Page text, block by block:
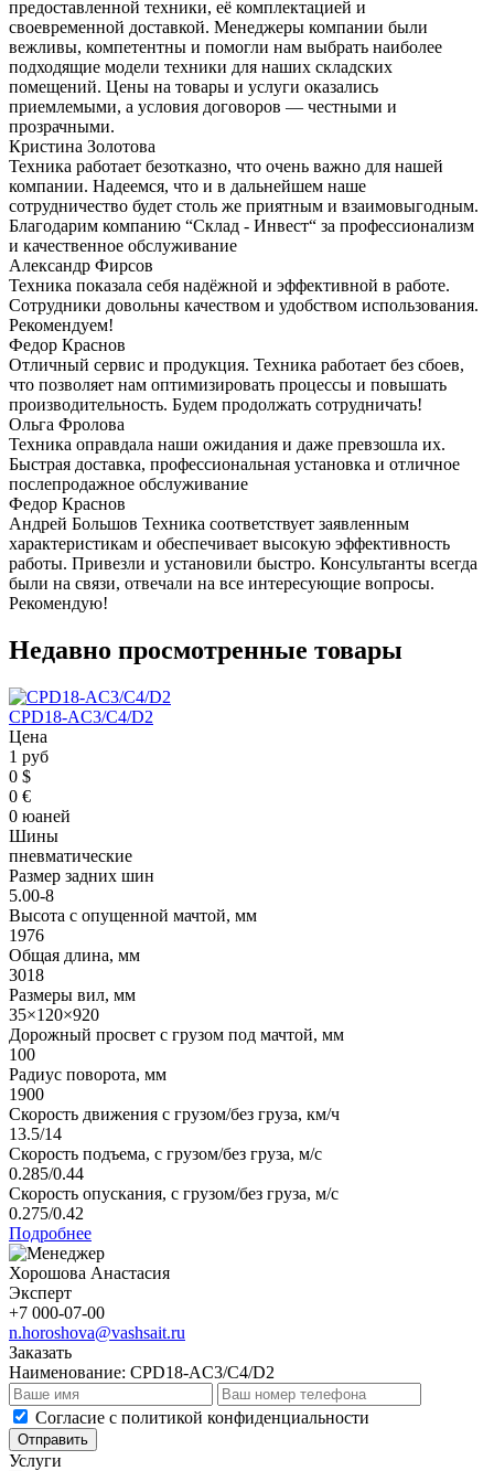
предоставленной техники, её комплектацией и
своевременной доставкой. Менеджеры компании были
вежливы, компетентны и помогли нам выбрать наиболее
подходящие модели техники для наших складских
помещений. Цены на товары и услуги оказались
приемлемыми, а условия договоров — честными и
прозрачными.
Кристина Золотова
Техника работает безотказно, что очень важно для нашей
компании. Надеемся, что и в дальнейшем наше
сотрудничество будет столь же приятным и взаимовыгодным.
Благодарим компанию “Склад - Инвест“ за профессионализм
и качественное обслуживание
Александр Фирсов
Техника показала себя надёжной и эффективной в работе.
Сотрудники довольны качеством и удобством использования.
Рекомендуем!
Федор Краснов
Отличный сервис и продукция. Техника работает без сбоев,
что позволяет нам оптимизировать процессы и повышать
производительность. Будем продолжать сотрудничать!
Ольга Фролова
Техника оправдала наши ожидания и даже превзошла их.
Быстрая доставка, профессиональная установка и отличное
послепродажное обслуживание
Федор Краснов
Андрей Большов Техника соответствует заявленным
характеристикам и обеспечивает высокую эффективность
работы. Привезли и установили быстро. Консультанты всегда
были на связи, отвечали на все интересующие вопросы.
Рекомендую!
Недавно просмотренные товары
CPD18-AC3/C4/D2
Цена
1 руб
0 $
0 €
0 юаней
Шины
пневматические
Размер задних шин
5.00-8
Высота с опущенной мачтой, мм
1976
Общая длина, мм
3018
Размеры вил, мм
35×120×920
Дорожный просвет с грузом под мачтой, мм
100
Радиус поворота, мм
1900
Скорость движения с грузом/без груза, км/ч
13.5/14
Скорость подъема, с грузом/без груза, м/с
0.285/0.44
Скорость опускания, с грузом/без груза, м/с
0.275/0.42
Подробнее
Хорошова Анастасия
Эксперт
+7 000-07-00
n.horoshova@vashsait.ru
Заказать
Наименование: CPD18-AC3/C4/D2
Cогласие с политикой конфиденциальности
Отправить
Услуги